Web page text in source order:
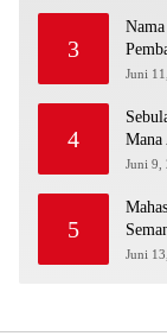
3
Juni
4
Mana
Juni 9,
5
Juni